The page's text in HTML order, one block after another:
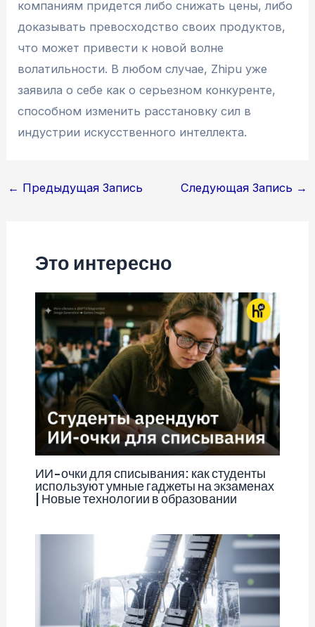
компаниям придется либо снижать цены, либо
доказывать превосходство своих продуктов,
что может привести к новой волне
волатильности. В любом случае, Zhipu уже
заявила о себе как о серьезном конкуренте,
способном изменить расстановку сил в
индустрии искусственного интеллекта.
Навигация
← Предыдущая Запись Следующая Запись →
Это интересно
ИИ-очки для списывания: как студенты
используют умные гаджеты на экзаменах
| Новые технологии в образовании